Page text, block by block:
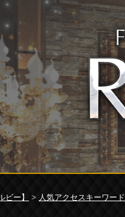
ビー】 > 人気アクセスキーワード